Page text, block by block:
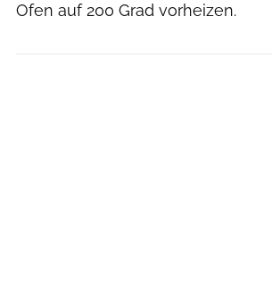
Ofen auf 200 Grad vorheizen.